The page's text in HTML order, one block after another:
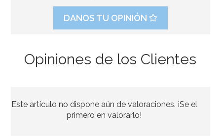
4,95€
DANOS TU OPINIÓN
Opiniones de los Clientes
Este artículo no dispone aún de valoraciones. ¡Se el
primero en valorarlo!